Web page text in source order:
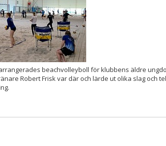
beachvolleyboll för klubbens äldre
Robert Frisk var där och lärde ut olika slag och